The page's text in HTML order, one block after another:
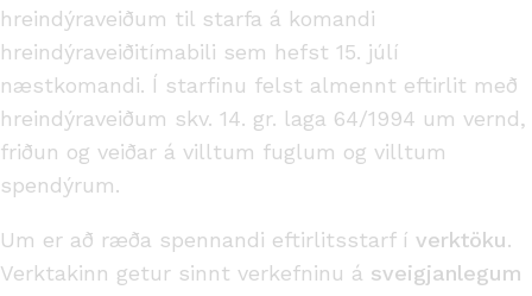
hreindýraveiðum til starfa á komandi
hreindýraveiðitímabili sem hefst 15. júlí
næstkomandi. Í starfinu felst almennt eftirlit með
hreindýraveiðum skv. 14. gr. laga 64/1994 um vernd,
friðun og veiðar á villtum fuglum og villtum
spendýrum.
Um er að ræða spennandi eftirlitsstarf í verktöku.
Verktakinn getur sinnt verkefninu á sveigjanlegum